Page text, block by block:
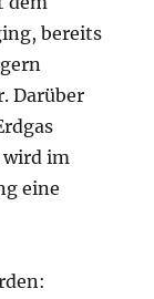
bereits
Darüber
im
eine